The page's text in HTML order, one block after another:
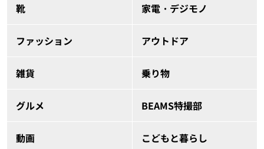
靴 家電・デジモノ
ファッション アウトドア
雑貨 乗り物
グルメ BEAMS特撮部
動画 こどもと暮らし